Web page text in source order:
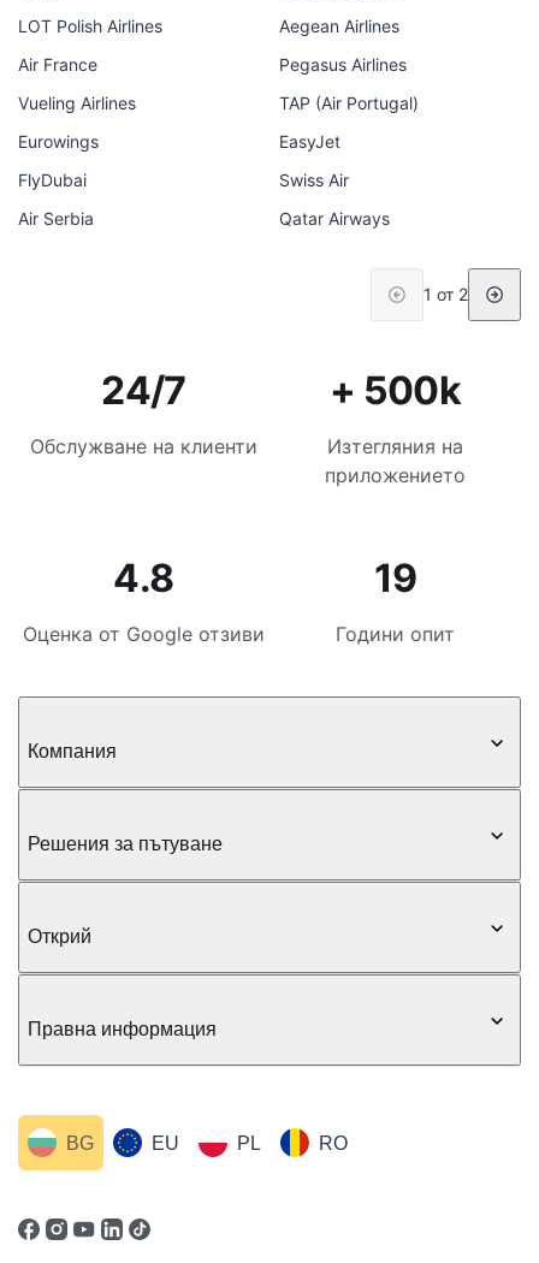
LOT Polish Airlines
Aegean Airlines
Air France
Pegasus Airlines
Vueling Airlines
TAP (Air Portugal)
Eurowings
EasyJet
FlyDubai
Swiss Air
Air Serbia
Qatar Airways
1 от 2
24/7
Обслужване на клиенти
+ 500k
Изтегляния на
приложението
4.8
Оценка от Google отзиви
19
Години опит
Компания
Решения за пътуване
Открий
Правна информация
EU
BG PL RO